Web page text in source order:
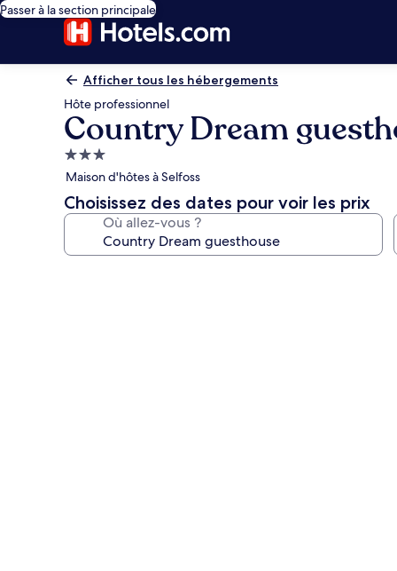
Passer à la section principale
Afficher tous les hébergements
Hôte professionnel
Country Dream
Hébergement
3.0 étoiles
Maison d'hôtes à Selfoss
Choisissez des dates pour voir les prix
Où allez-vous ?